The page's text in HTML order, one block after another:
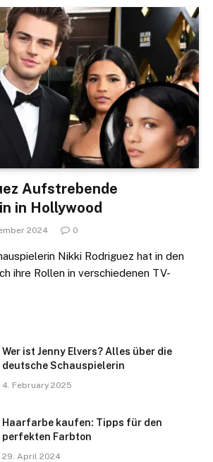
Aufstrebende
in Hollywood
2024 0
Nikki Rodriguez hat in den
ihre Rollen in verschiedenen TV-
Wer ist Jenny Elvers? Alles über die
deutsche Schauspielerin
4. February 2025
Haarfarbe kaufen: Tipps für den
perfekten Farbton
29. April 2024